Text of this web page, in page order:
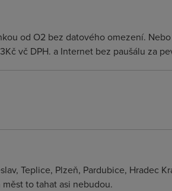
od O2 bez datového omezení.
vč DPH. a Internet bez paušálu za
Teplice, Plzeň, Pardubice, Hradec
to tahat asi nebudou.